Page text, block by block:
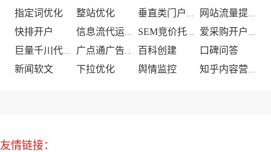
指定词优化 整站优化 垂直类门户优化 网站流量提升
快排开户 信息流代运营 SEM竞价托管 爱采购开户推广
巨量千川代运营 广点通广告投放 百科创建
口碑问答
新闻软文
下拉优化 舆情监控 知乎内容营销
友情链接：